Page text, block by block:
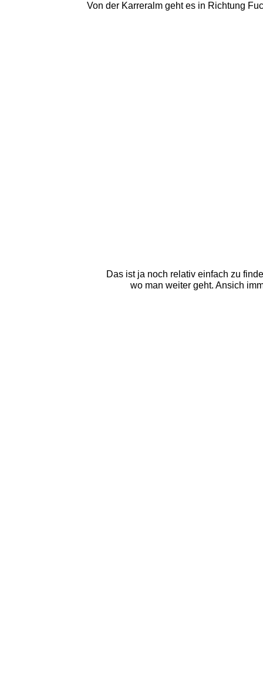
Von der Karreralm geht es in Richtung
Das ist ja noch relativ einfach zu
wo man weiter geht. Ansich